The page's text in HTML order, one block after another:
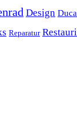
Design
Reparatur